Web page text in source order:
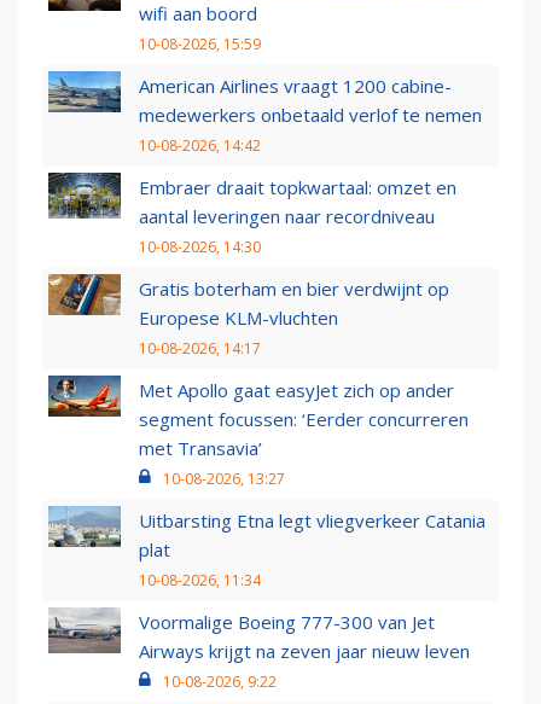
wifi aan boord
10-08-2026, 15:59
American Airlines vraagt 1200 cabine-
medewerkers onbetaald verlof te nemen
10-08-2026, 14:42
Embraer draait topkwartaal: omzet en
aantal leveringen naar recordniveau
10-08-2026, 14:30
Gratis boterham en bier verdwijnt op
Europese KLM-vluchten
10-08-2026, 14:17
Met Apollo gaat easyJet zich op ander
segment focussen: ‘Eerder concurreren
met Transavia’
10-08-2026, 13:27
Uitbarsting Etna legt vliegverkeer Catania
plat
10-08-2026, 11:34
Voormalige Boeing 777-300 van Jet
Airways krijgt na zeven jaar nieuw leven
10-08-2026, 9:22